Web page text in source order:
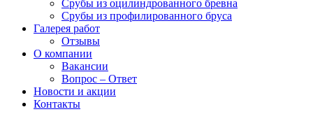
Срубы из оцилиндрованного бревна
Срубы из профилированного бруса
Галерея работ
Отзывы
О компании
Вакансии
Вопрос – Ответ
Новости и акции
Контакты